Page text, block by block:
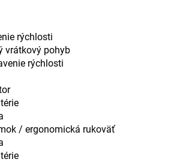
rýchlosti
vrátkový pohyb
rýchlosti
/ ergonomická rukoväť